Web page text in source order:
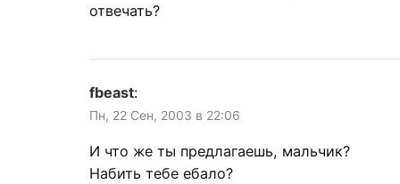
отвечать?
fbeast:
Пн, 22 Сен, 2003 в 22:06
И что же ты предлагаешь, мальчик?
Набить тебе ебало?